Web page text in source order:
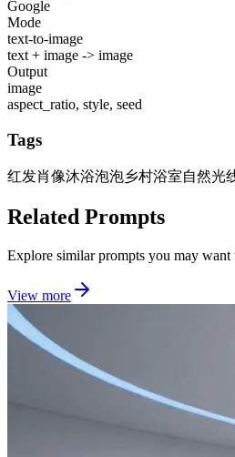
Google
Mode
text-to-image
text + image -> image
Output
image
aspect_ratio, style, seed
Tags
红发肖像沐浴泡泡乡村浴室自然光
Related Prompts
Explore similar prompts you may want
View more